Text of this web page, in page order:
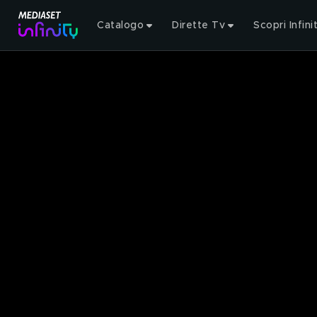
Catalogo Dirette Tv Scopri